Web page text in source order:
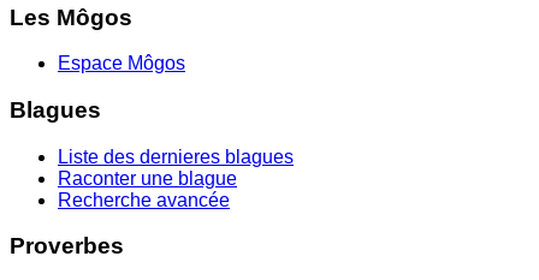
Les Môgos
Espace Môgos
Blagues
Liste des dernieres blagues
Raconter une blague
Recherche avancée
Proverbes